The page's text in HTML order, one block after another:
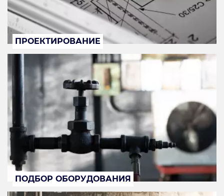
ПРОЕКТИРОВАНИЕ
ПОДБОР ОБОРУДОВАНИЯ